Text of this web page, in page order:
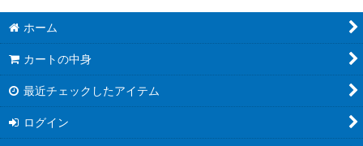
ホーム
カートの中身
最近チェックしたアイテム
ログイン